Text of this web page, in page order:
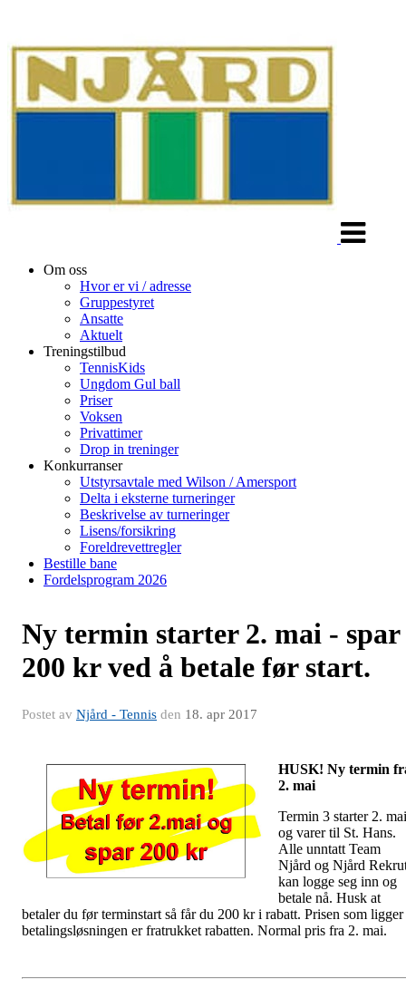
Om oss
Hvor er vi / adresse
Gruppestyret
Ansatte
Aktuelt
Treningstilbud
TennisKids
Ungdom Gul ball
Priser
Voksen
Privattimer
Drop in treninger
Konkurranser
Utstyrsavtale med Wilson / Amersport
Delta i eksterne turneringer
Beskrivelse av turneringer
Lisens/forsikring
Foreldrevettregler
Bestille bane
Fordelsprogram 2026
Ny termin starter 2. mai - spar
200 kr ved å betale før start.
Postet av Njård - Tennis den 18. apr 2017
HUSK! Ny termin
2. mai
Termin 3 starter 2. mai
og varer til St. Hans.
Alle unntatt Team
Njård og Njård
kan logge seg inn og
betale nå. Husk at
betaler du før terminstart så får du 200 kr i rabatt. Prisen som
betalingsløsningen er fratrukket rabatten. Normal pris fra 2. mai.